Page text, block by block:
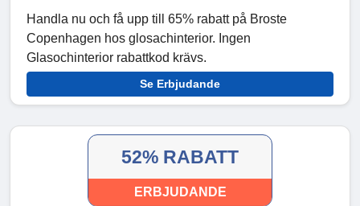
Handla nu och få upp till 65% rabatt på Broste
Copenhagen hos glosachinterior. Ingen
Glasochinterior rabattkod krävs.
Se Erbjudande
52% RABATT
ERBJUDANDE